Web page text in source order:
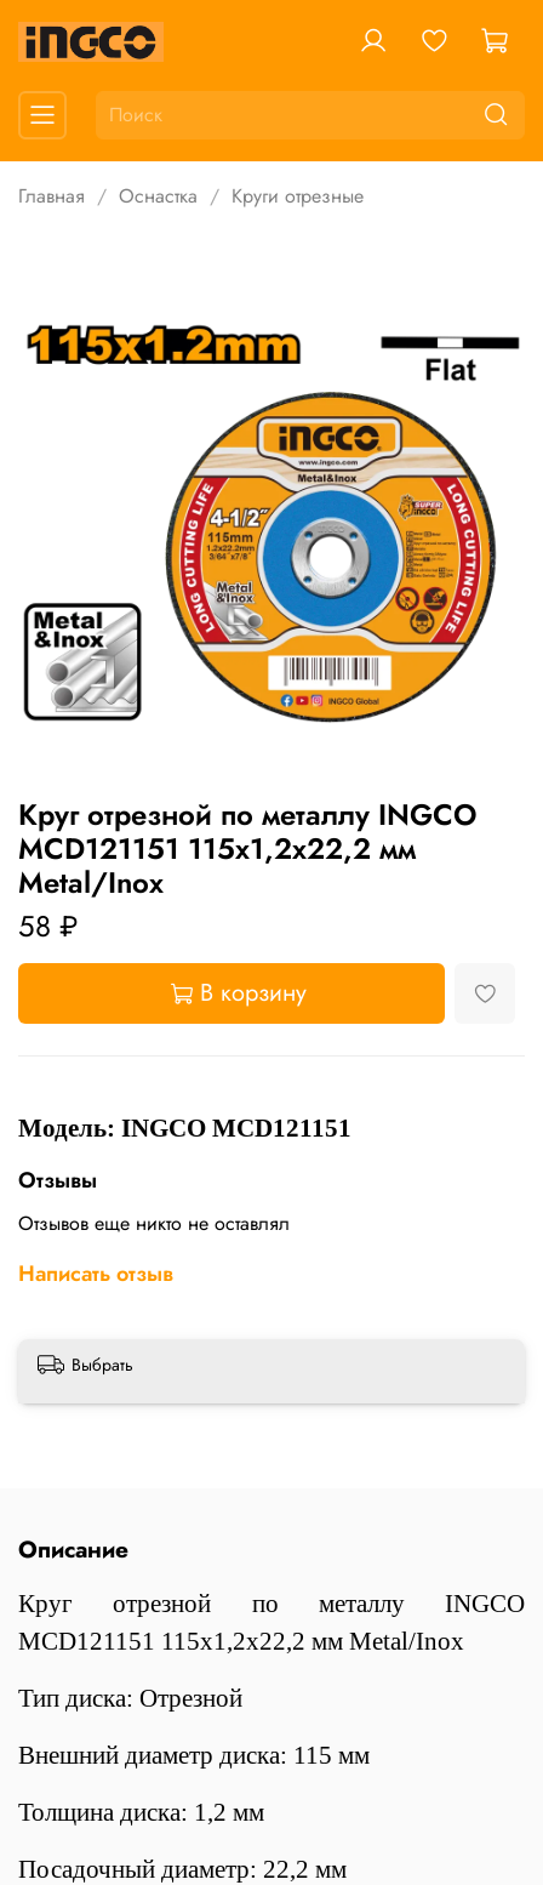
Главная Оснастка Круги отрезные
Круг отрезной по металлу INGCO
MCD121151 115х1,2х22,2 мм
Metal/Inox
58 ₽
В корзину
Модель: INGCO MCD121151
Отзывы
Отзывов еще никто не оставлял
Написать отзыв
Выбрать
Описание
Круг отрезной по металлу INGCO
MCD121151 115х1,2х22,2 мм Metal/Inox
Тип диска: Отрезной
Внешний диаметр диска: 115 мм
Толщина диска: 1,2 мм
Посадочный диаметр: 22,2 мм